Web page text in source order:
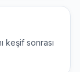
keşif sonrası